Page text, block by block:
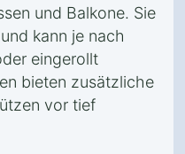
und Balkone. Sie
kann je nach
eingerollt
bieten zusätzliche
vor tief